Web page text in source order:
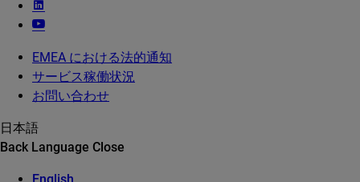
EMEA における法的通知
サービス稼働状況
お問い合わせ
日本語
Back Language Close